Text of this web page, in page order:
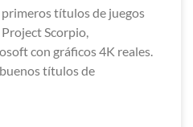
primeros títulos de juegos
Scorpio,
con gráficos 4K reales.
títulos de